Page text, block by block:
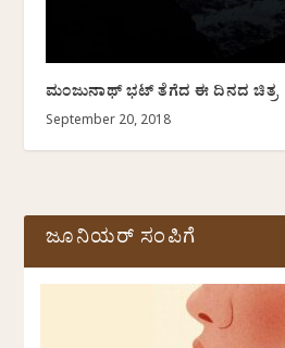
ಮಂಜುನಾಥ್ ಭಟ್ ತೆಗೆದ ಈ ದಿನದ ಚಿತ್ರ
September 20, 2018
ಜೂನಿಯರ್ ಸಂಪಿಗೆ